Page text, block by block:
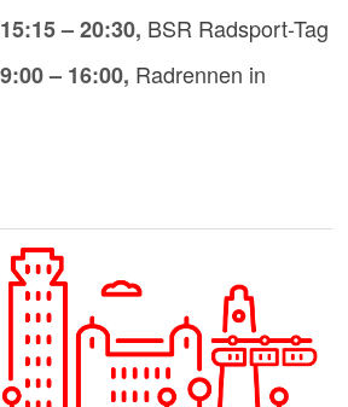
15:15– 20:30, BSR Radsport-Tag
9:00– 16:00, Radrennen in